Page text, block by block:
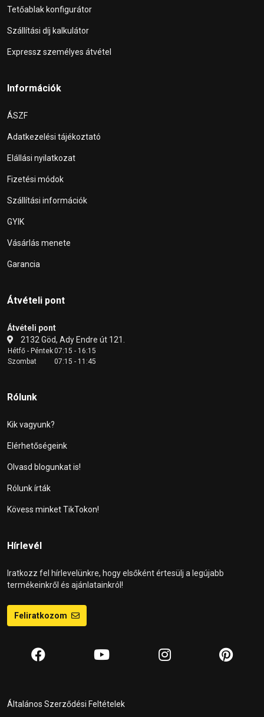
Tetőablak konfigurátor
Szállítási díj kalkulátor
Expressz személyes átvétel
Információk
ÁSZF
Adatkezelési tájékoztató
Elállási nyilatkozat
Fizetési módok
Szállítási információk
GYIK
Vásárlás menete
Garancia
Átvételi pont
Átvételi pont
2132 Göd, Ady Endre út 121.
Hétfő - Péntek07:15 - 16:15
Szombat
07:15 - 11:45
Rólunk
Kik vagyunk?
Elérhetőségeink
Olvasd blogunkat is!
Rólunk írták
Kövess minket TikTokon!
Hírlevél
Iratkozz fel hírlevelünkre, hogy elsőként értesülj a legújabb
termékeinkről és ajánlatainkról!
Feliratkozom
Általános Szerződési Feltételek